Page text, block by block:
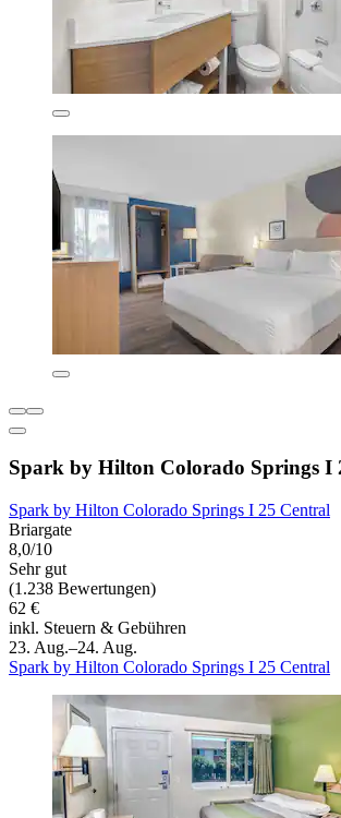
Spark by Hilton Colorado Springs I
Spark by Hilton Colorado Springs I 25 Central
Briargate
8,0/10
Sehr gut
(1.238 Bewertungen)
62 €
inkl. Steuern & Gebühren
23. Aug.–24. Aug.
Spark by Hilton Colorado Springs I 25 Central